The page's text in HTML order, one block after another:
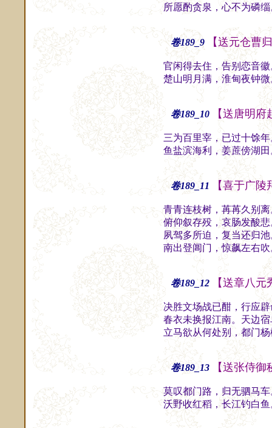
所愿酌贪泉，心不为磷
卷189_9 【送元仓曹
官闲得去住，告别恋音
楚山明月满，淮甸夜钟
卷189_10 【送唐明
三为百里宰，已过十馀
鱼盐滨海利，姜蔗傍湖
卷189_11 【喜于广
青青连枝树，苒苒久别
俯仰叙存殁，哀肠发酸
夙驾多所迫，复当还归
南出登阊门，惊飙左右
卷189_12 【送章八
决胜文场战已酣，行应
春衣未换报江南。天边
立马欲从何处别，都门
卷189_13 【送张侍
莫叹都门路，归无驷马
沃野收红稻，长江钓白